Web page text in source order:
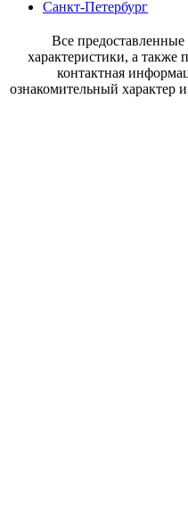
Санкт-Петербург
Все
характеристики, а также
контактная
ознакомительный характер